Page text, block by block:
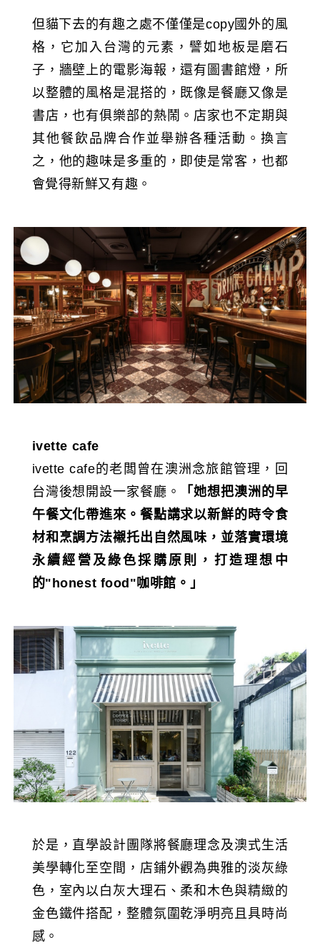
但貓下去的有趣之處不僅僅是copy國外的風
格，它加入台灣的元素，譬如地板是磨石
子，牆壁上的電影海報，還有圖書館燈，所
以整體的風格是混搭的，既像是餐廳又像是
書店，也有俱樂部的熱鬧。店家也不定期與
其他餐飲品牌合作並舉辦各種活動。換言
之，他的趣味是多重的，即使是常客，也都
會覺得新鮮又有趣。
ivette cafe
ivette cafe的老闆曾在澳洲念旅館管理，回
台灣後想開設一家餐廳。
「她想把澳洲的早
午餐文化帶進來。餐點講求以新鮮的時令食
材和烹調方法襯托出自然風味，並落實環境
永續經營及綠色採購原則，打造理想中
的"honest food"咖啡館。」
於是，直學設計團隊將餐廳理念及澳式生活
美學轉化至空間，店鋪外觀為典雅的淡灰綠
色，室內以白灰大理石、柔和木色與精緻的
金色鐵件搭配，整體氛圍乾淨明亮且具時尚
感。